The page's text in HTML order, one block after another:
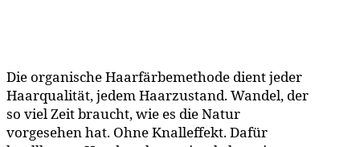
Die organische Haarfärbemethode dient jeder
Haarqualität, jedem Haarzustand. Wandel, der
so viel Zeit braucht, wie es die Natur
vorgesehen hat. Ohne Knalleffekt. Dafür